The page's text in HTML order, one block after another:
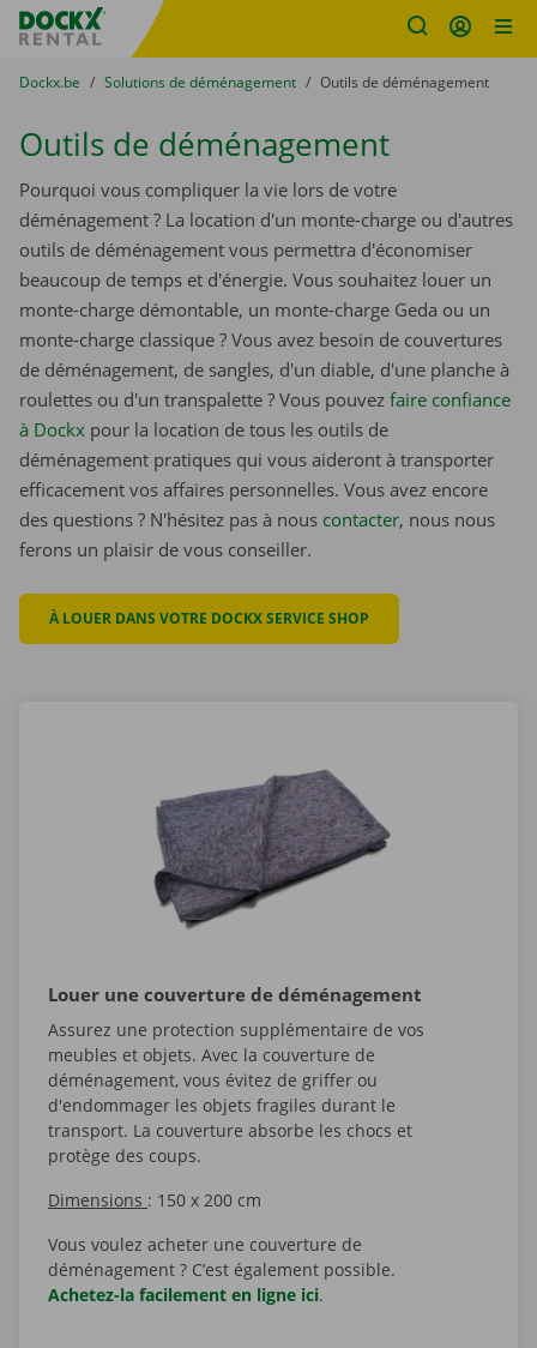
sitename
You are here:
du
Dockx.be to
Solutions de déménagement to
Outils de déménagement
Outils de déménagement
Pourquoi vous compliquer la vie lors de votre
déménagement ? La location d'un monte-charge ou d'autres
outils de déménagement vous permettra d'économiser
beaucoup de temps et d'énergie. Vous souhaitez louer un
monte-charge démontable, un monte-charge Geda ou un
monte-charge classique ? Vous avez besoin de couvertures
de déménagement, de sangles, d'un diable, d'une planche à
roulettes ou d'un transpalette ? Vous pouvez faire confiance
à Dockx pour la location de tous les outils de
déménagement pratiques qui vous aideront à transporter
efficacement vos affaires personnelles. Vous avez encore
des questions ? N'hésitez pas à nous contacter, nous nous
ferons un plaisir de vous conseiller.
À LOUER DANS VOTRE DOCKX SERVICE SHOP
Louer une couverture de déménagement
Assurez une protection supplémentaire de vos
meubles et objets. Avec la couverture de
déménagement, vous évitez de griffer ou
d'endommager les objets fragiles durant le
transport. La couverture absorbe les chocs et
protège des coups.
Dimensions : 150 x 200 cm
Vous voulez acheter une couverture de
déménagement ? C’est également possible.
Achetez-la facilement en ligne ici.